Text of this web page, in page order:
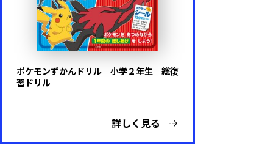
ポケモンずかんドリル 小学２年生 総復
習ドリル
詳しく見る